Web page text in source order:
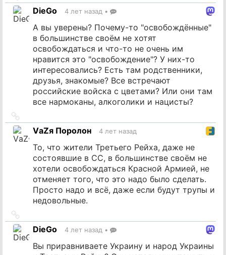
на
источник
DieGo 4 лет назад •
А вы уверены? Почему-то "освобождённые"
в большинстве своём не хотят
освобождаться и что-то не очень им
нравится это "освобождение"? У них-то
интересовались? Есть там родственники,
друзья, знакомые? Все встречают
российские войска с цветами? Или они там
все нармоканы, алкоголики и нацисты?
на
источник
VаZя Поролон 4 лет назад
То, что жители Третьего Рейха, даже не
состоявшие в СС, в большинстве своём не
хотели освобождаться Красной Армией, не
отменяет того, что это надо было сделать.
Просто надо и всё, даже если будут трупы и
недовольные.
на
источник
DieGo 4 лет назад •
Вы приравниваете Украину и народ Украины